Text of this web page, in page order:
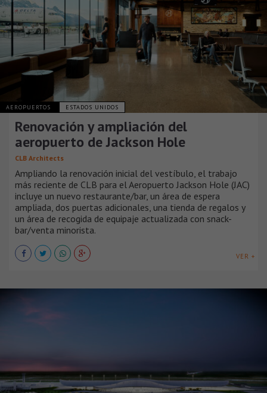
AEROPUERTOS ESTADOS UNIDOS
Renovación y ampliación del
aeropuerto de Jackson Hole
CLB Architects
Ampliando la renovación inicial del vestíbulo, el trabajo
más reciente de CLB para el Aeropuerto Jackson Hole (JAC)
incluye un nuevo restaurante/bar, un área de espera
ampliada, dos puertas adicionales, una tienda de regalos y
un área de recogida de equipaje actualizada con snack-
bar/venta minorista.
VER +